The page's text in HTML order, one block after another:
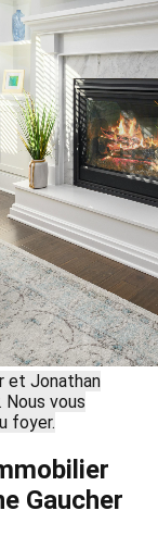
et Jonathan
vous
foyer.
Gaucher